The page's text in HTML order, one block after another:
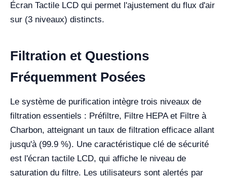
Écran Tactile LCD qui permet l'ajustement du flux d'air
sur (3 niveaux) distincts.
Filtration et Questions
Fréquemment Posées
Le système de purification intègre trois niveaux de
filtration essentiels : Préfiltre, Filtre HEPA et Filtre à
Charbon, atteignant un taux de filtration efficace allant
jusqu'à (99.9 %). Une caractéristique clé de sécurité
est l'écran tactile LCD, qui affiche le niveau de
saturation du filtre. Les utilisateurs sont alertés par